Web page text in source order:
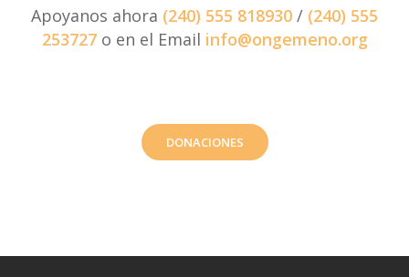
Apoyanos ahora (240) 555 818930 / (240) 555
253727o en el Email info@ongemeno.org
DONACIONES